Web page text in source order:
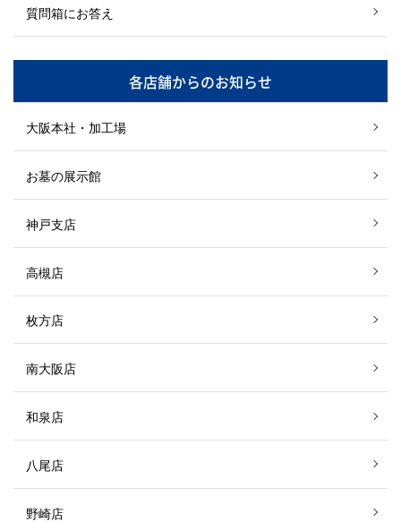
質問箱にお答え
各店舗からのお知らせ
大阪本社・加工場
お墓の展示館
神戸支店
高槻店
枚方店
南大阪店
和泉店
八尾店
野崎店